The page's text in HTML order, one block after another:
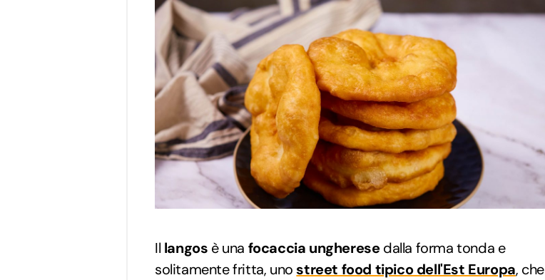
Il langos è una focaccia ungheresedalla forma tonda e
solitamente fritta, uno street food tipico dell'Est Europa, che